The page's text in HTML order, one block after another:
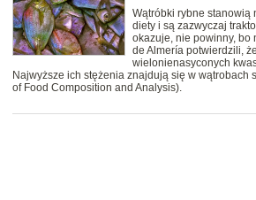
Wątróbki rybne stanowią
diety i są zazwyczaj
okazuje, nie powinny, bo
de Almería potwierdzili,
wielonienasyconych
Najwyższe ich stężenia znajdują się w wątrobach
of Food Composition and Analysis).